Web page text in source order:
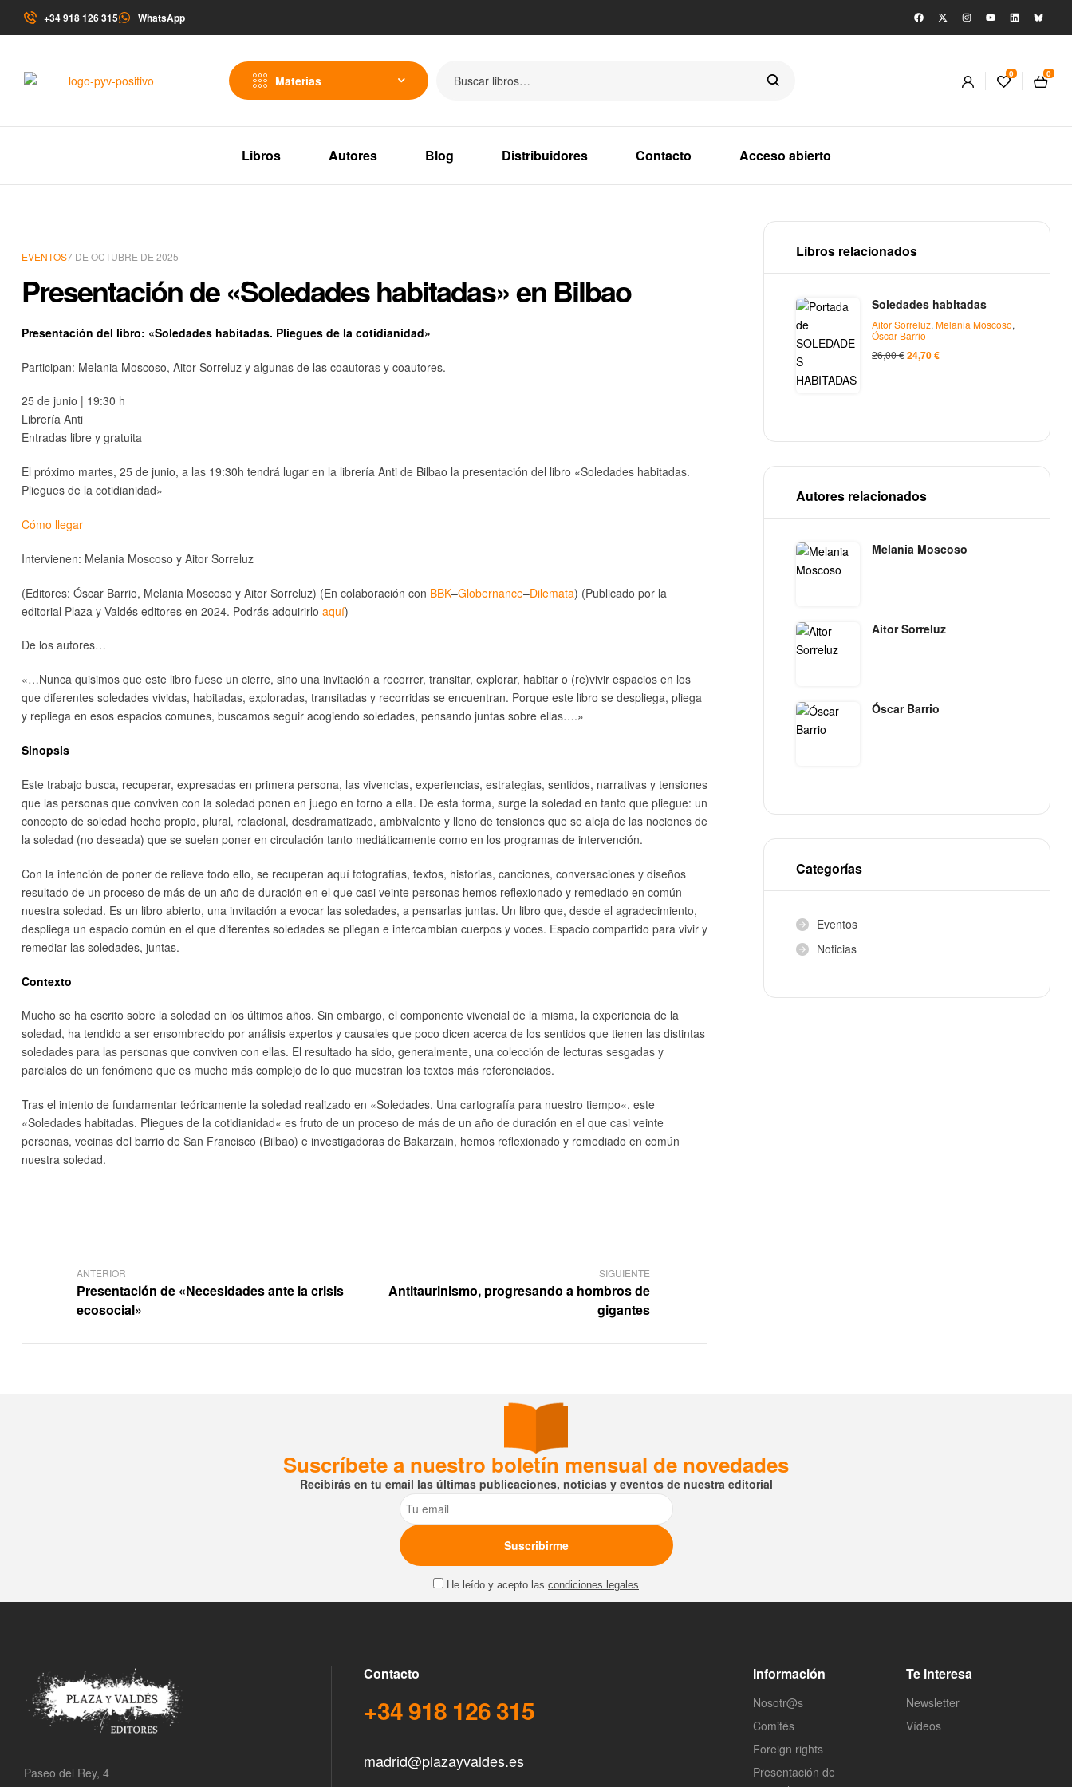
+34 918 126 315 WhatsApp
Materias 0 0
Libros Autores Blog Distribuidores Contacto Acceso abierto
EVENTOS7 DE OCTUBRE DE 2025
Presentación de «Soledades habitadas» en Bilbao
Presentación del libro: «Soledades habitadas. Pliegues de la cotidianidad»
Participan: Melania Moscoso, Aitor Sorreluz y algunas de las coautoras y coautores.
25 de junio | 19:30 h
Librería Anti
Entradas libre y gratuita
El próximo martes, 25 de junio, a las 19:30h tendrá lugar en la librería Anti de Bilbao la presentación del libro «Soledades habitadas.
Pliegues de la cotidianidad»
Cómo llegar
Intervienen: Melania Moscoso y Aitor Sorreluz
(Editores: Óscar Barrio, Melania Moscoso y Aitor Sorreluz) (En colaboración con BBK–Globernance–Dilemata) (Publicado por la
editorial Plaza y Valdés editores en 2024. Podrás adquirirlo aquí)
De los autores…
«…Nunca quisimos que este libro fuese un cierre, sino una invitación a recorrer, transitar, explorar, habitar o (re)vivir espacios en los
que diferentes soledades vividas, habitadas, exploradas, transitadas y recorridas se encuentran. Porque este libro se despliega, pliega
y repliega en esos espacios comunes, buscamos seguir acogiendo soledades, pensando juntas sobre ellas….»
Sinopsis
Este trabajo busca, recuperar, expresadas en primera persona, las vivencias, experiencias, estrategias, sentidos, narrativas y tensiones
que las personas que conviven con la soledad ponen en juego en torno a ella. De esta forma, surge la soledad en tanto que pliegue: un
concepto de soledad hecho propio, plural, relacional, desdramatizado, ambivalente y lleno de tensiones que se aleja de las nociones de
la soledad (no deseada) que se suelen poner en circulación tanto mediáticamente como en los programas de intervención.
Con la intención de poner de relieve todo ello, se recuperan aquí fotografías, textos, historias, canciones, conversaciones y diseños
resultado de un proceso de más de un año de duración en el que casi veinte personas hemos reflexionado y remediado en común
nuestra soledad. Es un libro abierto, una invitación a evocar las soledades, a pensarlas juntas. Un libro que, desde el agradecimiento,
despliega un espacio común en el que diferentes soledades se pliegan e intercambian cuerpos y voces. Espacio compartido para vivir y
remediar las soledades, juntas.
Contexto
Mucho se ha escrito sobre la soledad en los últimos años. Sin embargo, el componente vivencial de la misma, la experiencia de la
soledad, ha tendido a ser ensombrecido por análisis expertos y causales que poco dicen acerca de los sentidos que tienen las distintas
soledades para las personas que conviven con ellas. El resultado ha sido, generalmente, una colección de lecturas sesgadas y
parciales de un fenómeno que es mucho más complejo de lo que muestran los textos más referenciados.
Tras el intento de fundamentar teóricamente la soledad realizado en «Soledades. Una cartografía para nuestro tiempo«, este
«Soledades habitadas. Pliegues de la cotidianidad« es fruto de un proceso de más de un año de duración en el que casi veinte
personas, vecinas del barrio de San Francisco (Bilbao) e investigadoras de Bakarzain, hemos reflexionado y remediado en común
nuestra soledad.
ANTERIOR
Presentación de «Necesidades ante la crisis
ecosocial»
SIGUIENTE
Antitaurinismo, progresando a hombros de
gigantes
Libros relacionados
Soledades habitadas
Aitor Sorreluz, Melania Moscoso,
Óscar Barrio
26,00€24,70€
Autores relacionados
Melania Moscoso
Aitor Sorreluz
Óscar Barrio
Categorías
Eventos
Noticias
Suscríbete a nuestro boletín mensual de novedades
Recibirás en tu email las últimas publicaciones, noticias y eventos de nuestra editorial
Email
He leído y acepto las condiciones legales
Paseo del Rey, 4
Contacto
+34 918 126 315
madrid@plazayvaldes.es
Información
Nosotr@s
Comités
Foreign rights
Presentación de
Te interesa
Newsletter
Vídeos